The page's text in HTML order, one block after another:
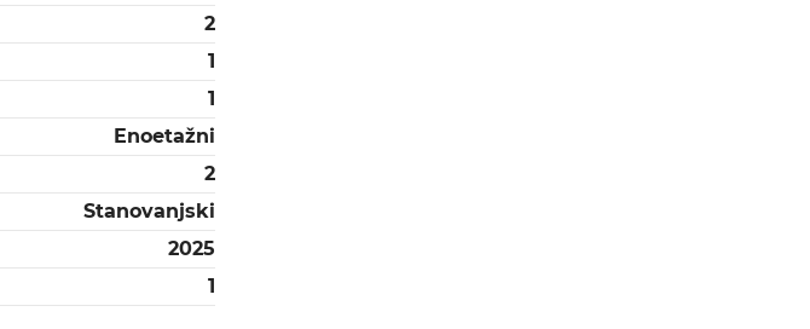
2
1
1
Enoetažni
2
Stanovanjski
2025
1